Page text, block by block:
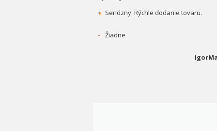
+ Seriózny. Rýchle dodanie tovaru.
- Žiadne